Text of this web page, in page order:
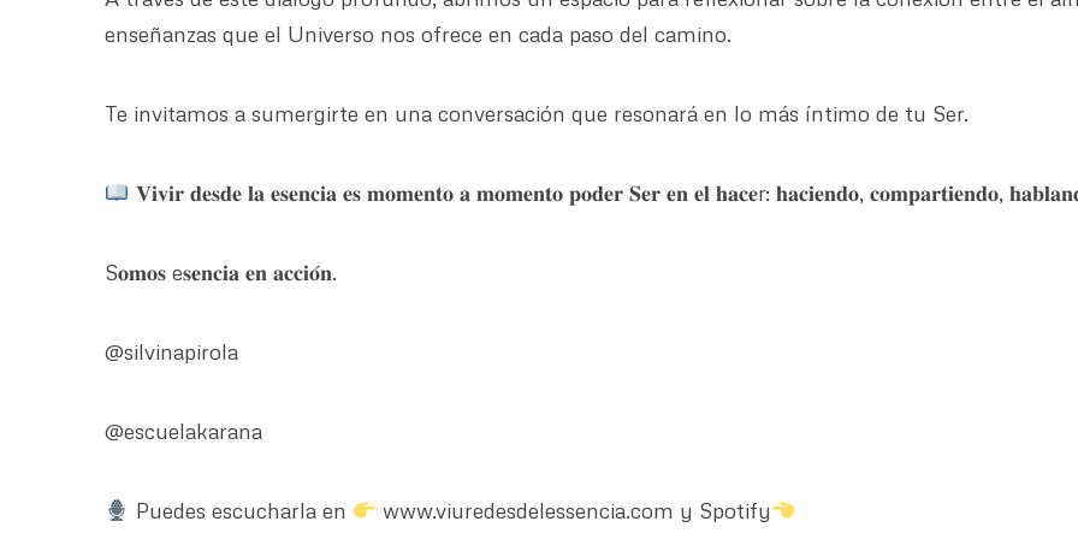
enseñanzas que el Universo nos ofrece en cada paso del camino.
Te invitamos a sumergirte en una conversación que resonará en lo más íntimo de tu Ser.
𝐕𝐢𝐯𝐢𝐫 𝐝𝐞𝐬𝐝𝐞 𝐥𝐚 𝐞𝐬𝐞𝐧𝐜𝐢𝐚 𝐞𝐬 𝐦𝐨𝐦𝐞𝐧𝐭𝐨 𝐚 𝐦𝐨𝐦𝐞𝐧𝐭𝐨 𝐩𝐨𝐝𝐞𝐫 𝐒𝐞𝐫 𝐞𝐧 𝐞𝐥 𝐡𝐚𝐜𝐞r: 𝐡𝐚𝐜𝐢𝐞𝐧𝐝𝐨, 𝐜𝐨𝐦𝐩𝐚𝐫𝐭𝐢𝐞𝐧𝐝𝐨,
S𝐨𝐦𝐨𝐬 e𝐬𝐞𝐧𝐜𝐢𝐚 𝐞𝐧 𝐚𝐜𝐜𝐢𝐨́𝐧.
@silvinapirola
@escuelakarana
Puedes escucharla en www.viuredesdelessencia.com y Spotify